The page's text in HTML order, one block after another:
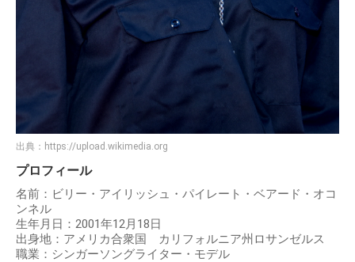
出典： https://upload.wikimedia.org
プロフィール
名前：ビリー・アイリッシュ・パイレート・ベアード・オコ
ンネル
生年月日：2001年12月18日
出身地：アメリカ合衆国 カリフォルニア州ロサンゼルス
職業：シンガーソングライター・モデル